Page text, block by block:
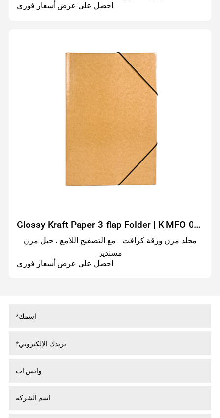
احصل على عرض أسعار فوري
Glossy Kraft Paper 3-flap Folder | K-MFO-011G
مجلد مرن ورقة كرافت - مع التصفيح اللامع ، حبل مرن
مستدير
احصل على عرض أسعار فوري